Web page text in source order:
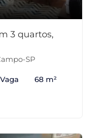
3 quartos,
SP
68 m²